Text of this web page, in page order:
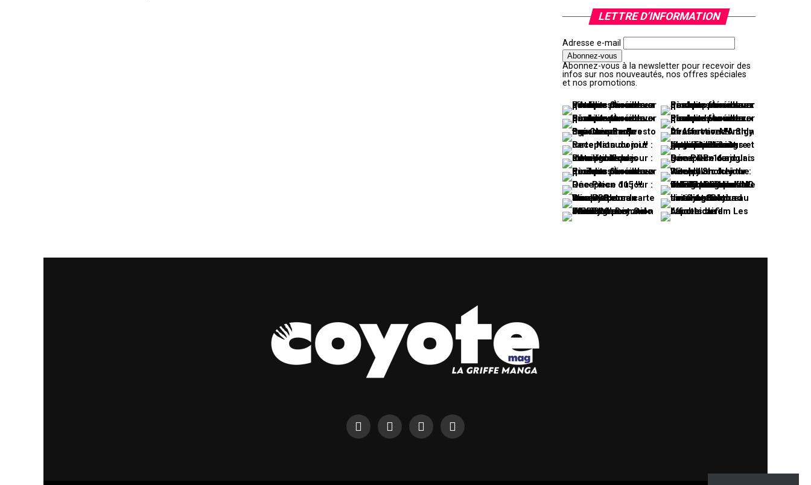
LETTRE D’INFORMATION
Adresse e-mail
Abonnez-vous à la newsletter pour recevoir des
infos sur nos nouveautés, nos offres spéciales
et nos promotions.